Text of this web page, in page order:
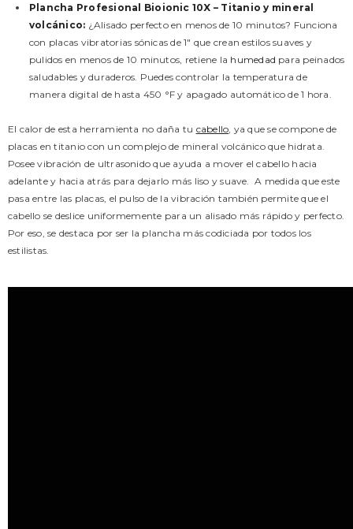
Plancha Profesional Bioionic 10X – Titanio y mineral
volcánico: ¿Alisado perfecto en menos de 10 minutos? Funciona
con placas vibratorias sónicas de 1" que crean estilos suaves y
pulidos en menos de 10 minutos, retiene la humedad para peinados
saludables y duraderos. Puedes controlar la temperatura de
manera digital de hasta 450 °F y apagado automático de 1 hora.
El calor de esta herramienta no daña tu cabello, ya que se compone de
placas en titanio con un complejo de mineral volcánico que hidrata.
Posee vibración de ultrasonido que ayuda a mover el cabello hacia
adelante y hacia atrás para dejarlo más liso y suave. A medida que este
pasa entre las placas, el pulso de la vibración también permite que el
cabello se deslice uniformemente para un alisado más rápido y perfecto.
Por eso, se destaca por ser la plancha más codiciada por todos los
estilistas.